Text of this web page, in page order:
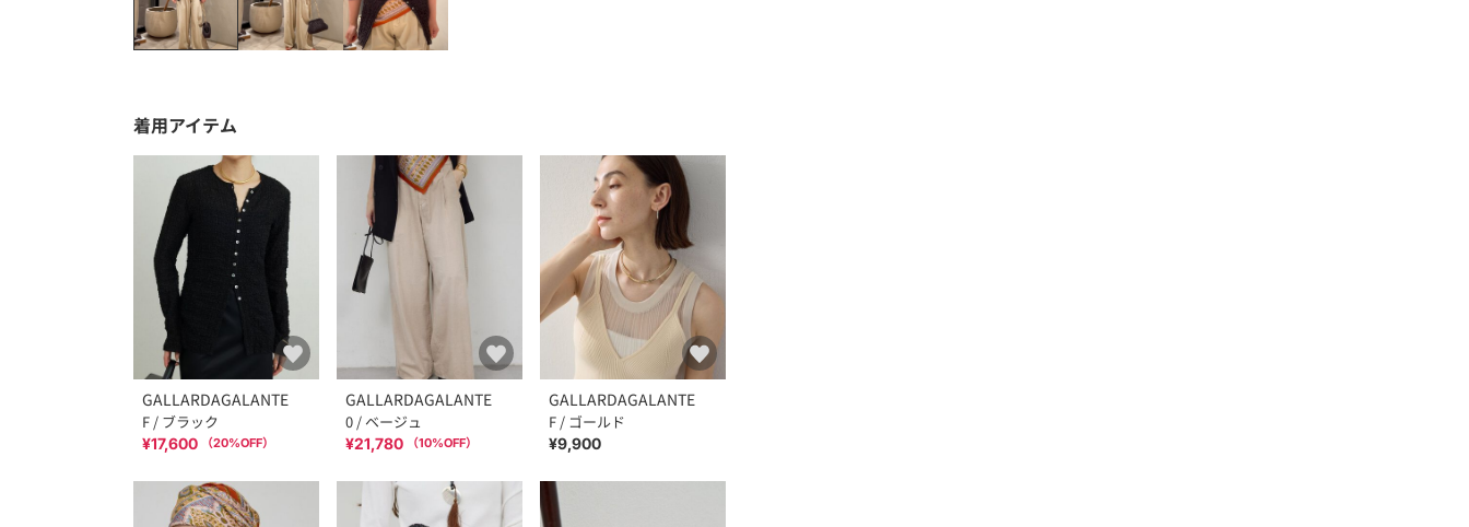
着用アイテム
GALLARDAGALANTE
F / ブラック
¥17,600 （20%OFF）
GALLARDAGALANTE
0 / ベージュ
¥21,780 （10%OFF）
GALLARDAGALANTE
F / ゴールド
¥9,900